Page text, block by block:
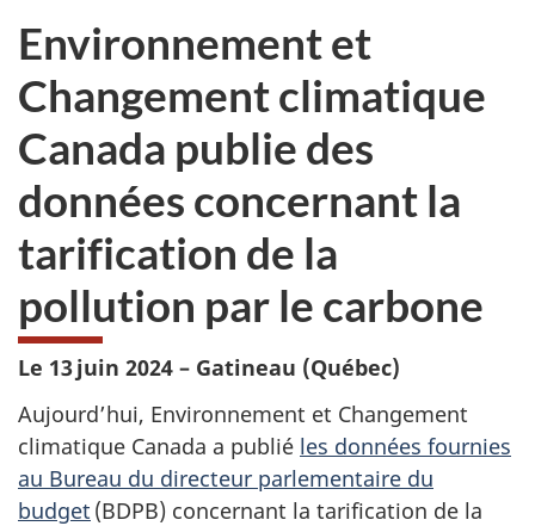
Environnement et
Changement climatique
Canada publie des
données concernant la
tarification de la
pollution par le carbone
Le 13 juin 2024 – Gatineau (Québec)
Aujourd’hui, Environnement et Changement
climatique Canada a publié les données fournies
au Bureau du directeur parlementaire du
budget (BDPB) concernant la tarification de la